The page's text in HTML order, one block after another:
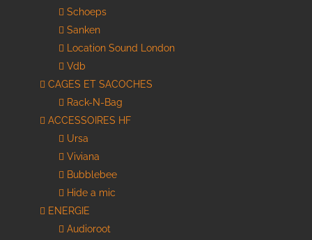
Schoeps
Sanken
Location Sound London
Vdb
CAGES ET SACOCHES
Rack-N-Bag
ACCESSOIRES HF
Ursa
Viviana
Bubblebee
Hide a mic
ENERGIE
Audioroot